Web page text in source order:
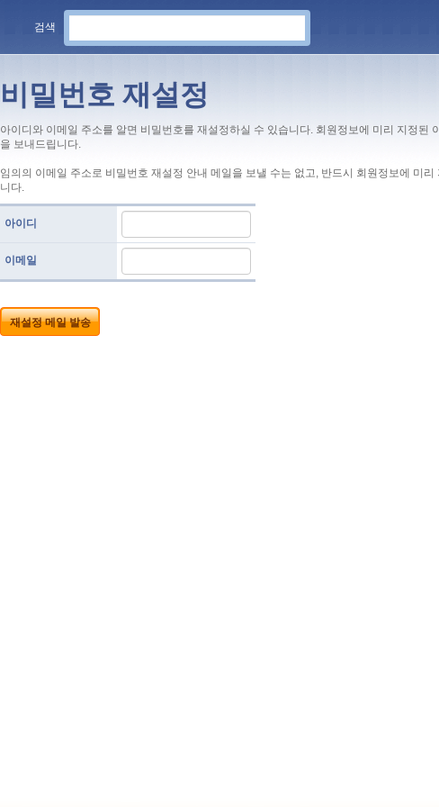
검색
비밀번호 재설정
아이디와 이메일 주소를 알면 비밀번호를 재설정하실 수 있습니다. 회원정보에 미리 지정된
을 보내드립니다.
임의의 이메일 주소로 비밀번호 재설정 안내 메일을 보낼 수는 없고, 반드시 회원정보에 미
니다.
아이디
이메일